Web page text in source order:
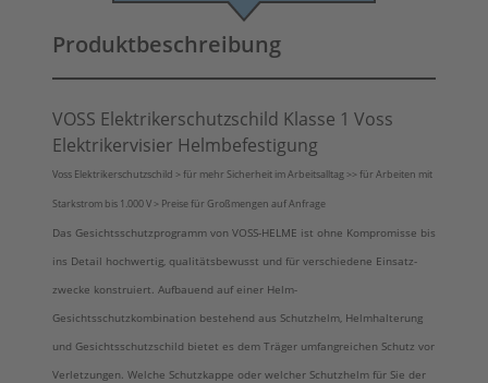
Produktbeschreibung
VOSS Elektrikerschutzschild Klasse 1 Voss
Elektrikervisier Helmbefestigung
Voss Elektrikerschutzschild > für mehr Sicherheit im Arbeitsalltag >> für Arbeiten mit
Starkstrom bis 1.000 V > Preise für Großmengen auf Anfrage
Das Gesichtsschutzprogramm von VOSS-HELME ist ohne Kompromisse bis
ins Detail hochwertig, qualitätsbewusst und für verschiedene Einsatz­
zwecke konstruiert. Aufbauend auf einer Helm-
Gesichtsschutzkombination bestehend aus Schutzhelm, Helmhalterung
und Gesichtsschutzschild bietet es dem Träger umfangreichen Schutz vor
Verletzungen. Welche Schutzkappe oder welcher Schutzhelm für Sie der